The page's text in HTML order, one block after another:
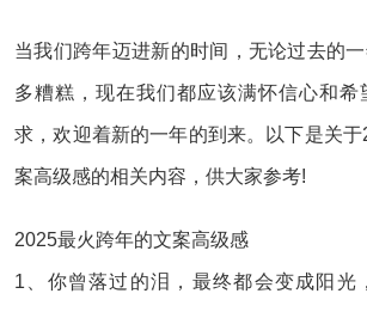
当我们跨年迈进新的时间，无论过去的
多糟糕，现在我们都应该满怀信心和希
求，欢迎着新的一年的到来。以下是关
案高级感的相关内容，供大家参考!
2025最火跨年的文案高级感
1、你曾落过的泪，最终都会变成阳光